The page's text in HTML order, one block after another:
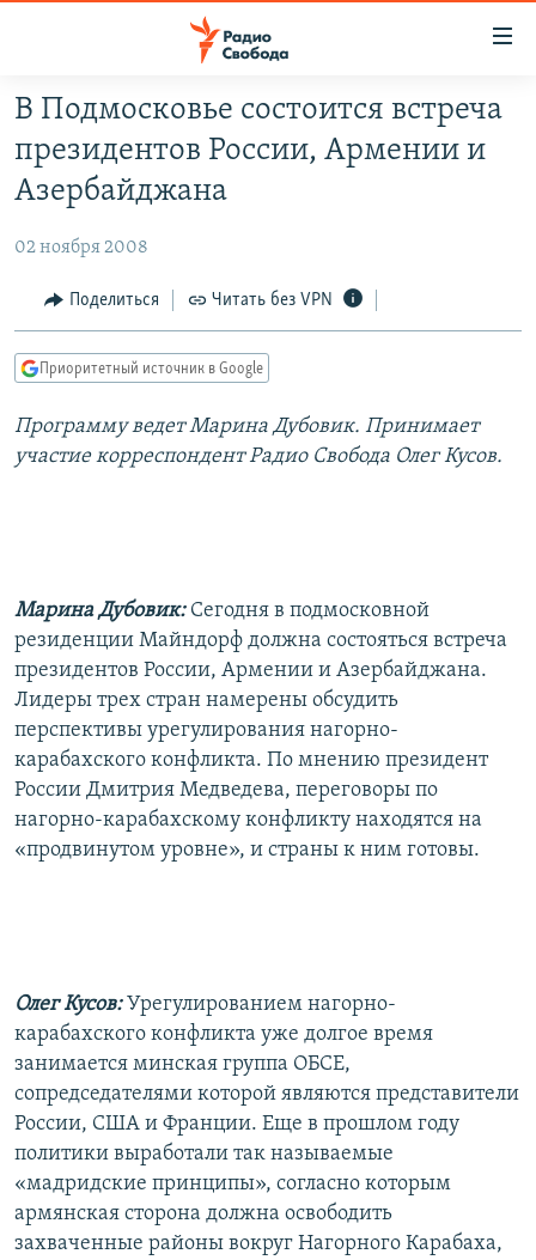
упрощенного
доступа
Вернуться
основному
Вернутся
главной
навигации
Вернутся
поиску
ПРОГРАММЫ
ПОДКАСТЫ
АВТОРСКИЕ ПРОЕКТЫ
ЦИТАТЫ СВОБОДЫ
МНЕНИЯ
IDEL.РЕАЛИИ
КАВКАЗ.РЕАЛИИ
СЕВЕР.РЕАЛИИ
ПОДПИШИТЕСЬ НА РАССЫЛКУ
СОЦИАЛЬНЫЕ СЕТИ
Все сайты РСЕ/РС
В Подмосковье состоится встреча
президентов России, Армении и
Азербайджана
02 ноября 2008
Поделиться Читать без VPN
Приоритетный источник в Google
Программу ведет Марина Дубовик. Принимает
участие корреспондент Радио Свобода Олег Кусов.
Марина Дубовик: Сегодня в подмосковной
резиденции Майндорф должна состояться встреча
президентов России, Армении и Азербайджана.
Лидеры трех стран намерены обсудить
перспективы урегулирования нагорно-
карабахского конфликта. По мнению президент
России Дмитрия Медведева, переговоры по
нагорно-карабахскому конфликту находятся на
«продвинутом уровне», и страны к ним готовы.
Олег Кусов:Урегулированием нагорно-
карабахского конфликта уже долгое время
занимается минская группа ОБСЕ,
сопредседателями которой являются представители
России, США и Франции. Еще в прошлом году
политики выработали так называемые
«мадридские принципы», согласно которым
армянская сторона должна освободить
захваченные районы вокруг Нагорного Карабаха,